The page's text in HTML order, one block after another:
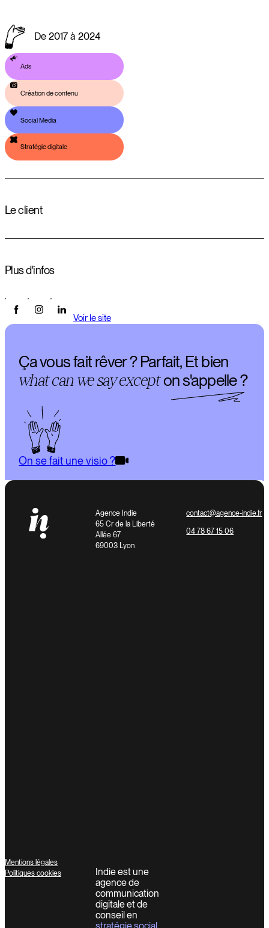
De 2017 à 2024
Ads
Création de contenu
Social Media
Stratégie digitale
Le client
Plus d'infos
Voir le site
Ça vous fait rêver ? Parfait, Et bien
what can we say excepton s'appelle?
On se fait une visio ?
Agence Indie
65 Cr de la Liberté
Allée 67
69003 Lyon
contact@agence-indie.fr
04 78 67 15 06
Mentions légales
Politiques cookies
Indie est une
agence de
communication
digitale et de
conseil en